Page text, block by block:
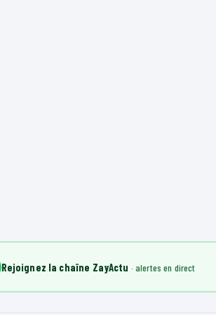
Rejoignez la chaîne ZayActu